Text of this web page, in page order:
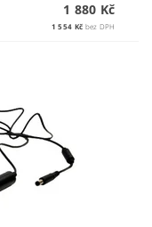
1 880 Kč
1 554 Kč bez DPH